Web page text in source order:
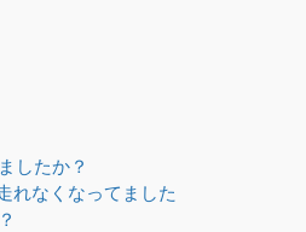
したか？
れなくなってました